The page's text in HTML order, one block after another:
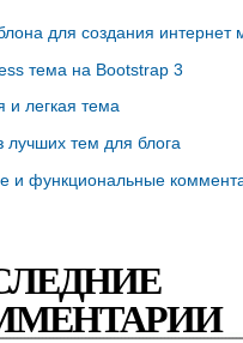
для создания интернет
тема на Bootstrap 3
и легкая тема
лучших тем для блога
и функциональные